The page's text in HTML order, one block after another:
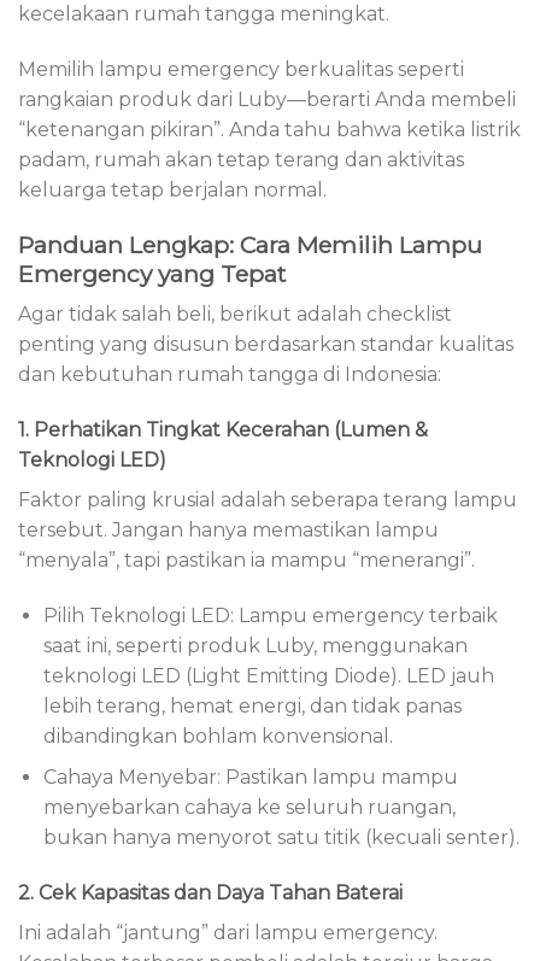
kecelakaan rumah tangga meningkat.
Memilih lampu emergency berkualitas seperti
rangkaian produk dari Luby—berarti Anda membeli
“ketenangan pikiran”. Anda tahu bahwa ketika listrik
padam, rumah akan tetap terang dan aktivitas
keluarga tetap berjalan normal.
Panduan Lengkap: Cara Memilih Lampu
Emergency yang Tepat
Agar tidak salah beli, berikut adalah checklist
penting yang disusun berdasarkan standar kualitas
dan kebutuhan rumah tangga di Indonesia:
1. Perhatikan Tingkat Kecerahan (Lumen &
Teknologi LED)
Faktor paling krusial adalah seberapa terang lampu
tersebut. Jangan hanya memastikan lampu
“menyala”, tapi pastikan ia mampu “menerangi”.
Pilih Teknologi LED: Lampu emergency terbaik
saat ini, seperti produk Luby, menggunakan
teknologi LED (Light Emitting Diode). LED jauh
lebih terang, hemat energi, dan tidak panas
dibandingkan bohlam konvensional.
Cahaya Menyebar: Pastikan lampu mampu
menyebarkan cahaya ke seluruh ruangan,
bukan hanya menyorot satu titik (kecuali senter).
2. Cek Kapasitas dan Daya Tahan Baterai
Ini adalah “jantung” dari lampu emergency.